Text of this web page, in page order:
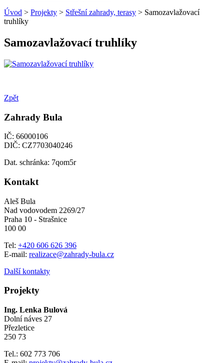
Úvod > Projekty > Střešní zahrady, terasy > Samozavlažovací
truhlíky
Samozavlažovací truhlíky
Zpět
Zahrady Bula
IČ: 66000106
DIČ: CZ7703040246
Dat. schránka: 7qom5r
Kontakt
Aleš Bula
Nad vodovodem 2269/27
Praha 10 - Strašnice
100 00
Tel: +420 606 626 396
E-mail: realizace@zahrady-bula.cz
Další kontakty
Projekty
Ing. Lenka Bulová
Dolní náves 27
Přezletice
250 73
Tel.: 602 773 706